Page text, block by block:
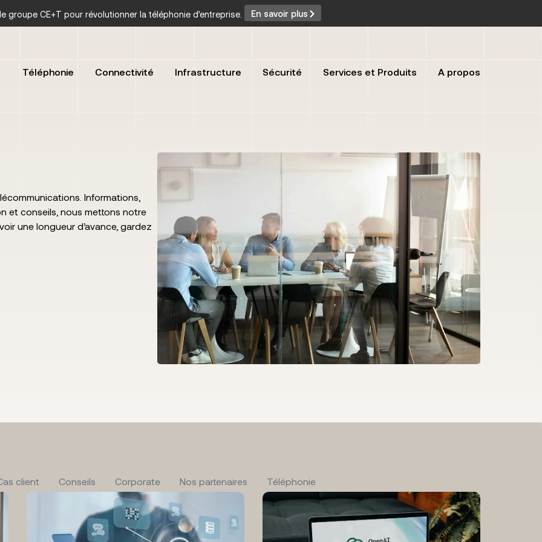
groupe CE+T pour révolutionner la téléphonie d’entreprise. En savoir plus
Téléphonie Connectivité Infrastructure Sécurité Services et Produits A propos
Informations,
et conseils, nous mettons notre
une longueur d’avance, gardez
client Conseils Corporate Nos partenaires Téléphonie